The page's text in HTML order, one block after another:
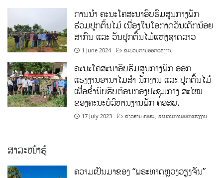
ການນໍາ ຄະນະໂຄສະນາອົບຮົມສູນກາງພັກ
ຮ່ວມປູກຕົ້ນໄມ້ ເນື່ອງໃນໂອກາດວັນເດັກນ້ອຍ
ສາກົນ ແລະ ວັນປູກຕົ້ນໄມ້ແຫ່ງຊາດລາວ
1 June 2024 ຂະບວນການອອກແຮງງານ
ຄະນະໂຄສະນາອົບຮົມສູນກາງພັກ ອອກ
ແຮງງານອານາໄມສໍາ ນັກງານ ແລະ ປູກຕົ້ນໄມ້
ເພື່ອຂໍ່ານັບຮັບຕ້ອນກອງປະຊຸມກາງ ສະໄໝ
ຂອງຄະນະບໍລິຫານງານພັກ ຄອສພ.
17 July 2023 ຂ່າວສານ ຄອສພ ,ຂະບວນການອອກແຮງງານ
ສາລະໜ້າຮູ້
ຄວາມເປັນມາຂອງ “ພຣະທາດຫຼວງວຽງຈັນ”